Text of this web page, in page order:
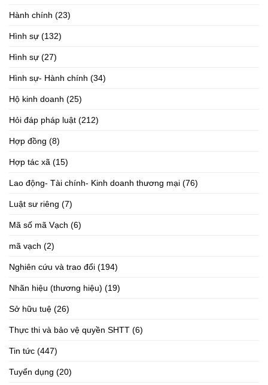
Hành chính (23)
Hình sự (132)
Hình sự (27)
Hình sự- Hành chính (34)
Hộ kinh doanh (25)
Hỏi đáp pháp luật (212)
Hợp đồng (8)
Hợp tác xã (15)
Lao động- Tài chính- Kinh doanh thương mại (76)
Luật sư riêng (7)
Mã số mã Vạch (6)
mã vạch (2)
Nghiên cứu và trao đổi (194)
Nhãn hiệu (thương hiệu) (19)
Sở hữu tuệ (26)
Thực thi và bảo vệ quyền SHTT (6)
Tin tức (447)
Tuyển dụng (20)